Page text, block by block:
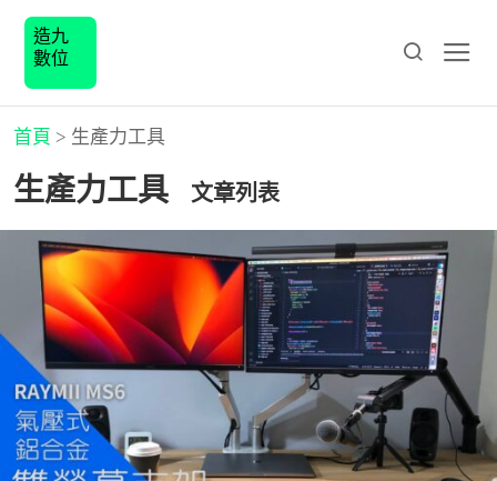
造九
數位
首頁 > 生產力工具
生產力工具 文章列表